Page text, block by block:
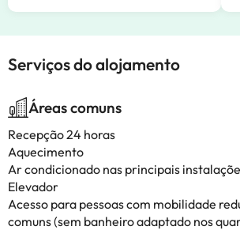
Serviços do alojamento
Áreas comuns
Recepção 24 horas
Aquecimento
Ar condicionado nas principais
Elevador
Acesso para pessoas com mobilidade
comuns (sem banheiro adaptado nos